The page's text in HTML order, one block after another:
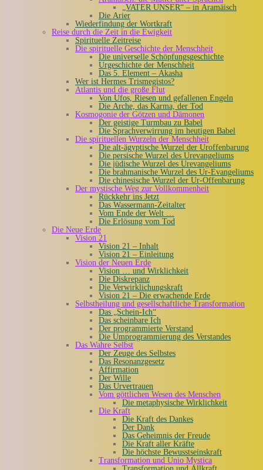
„VATER UNSER“ – in Aramäisch
Die Arier
Wiederfindung der Wortkraft
Reise durch die Zeit in die Ewigkeit
Spirituelle Zeitreise
Die spirituelle Geschichte der Menschheit
Die universelle Schöpfungsgeschichte
Urgeschichte der Menschheit
Das 5. Element – Akasha
Wer ist Hermes Trismegistos?
Atlantis und die große Flut
Von Ufos, Riesen und gefallenen Engeln
Die Arche, das Karma, der Tod
Kosmogonie der Götzen und Dämonen
Der geistige Turmbau zu Babel
Die Sprachverwirrung im heutigen Babel
Die spirituellen Wurzeln der Menschheit
Die alt-ägyptische Wurzel der Uroffenbarung
Die persische Wurzel des Urevangeliums
Die jüdische Wurzel des Urevangeliums
Die brahmanische Wurzel des Ur-Evangeliums
Die chinesische Wurzel der Ur-Offenbarung
Der mystische Weg zur Vollkommenheit
Rückkehr ins Jetzt
Das Wassermann-Zeitalter
Vom Ende der Welt …
Die Erlösung vom Tod
Die Neue Erde
Vision 21
Vision 21 – Inhalt
Vision 21 – Einleitung
Vision der Neuen Erde
Vision … und Wirklichkeit
Die Diskrepanz
Die Verwirklichungskraft
Vision 21 – Die erwachende Erde
Selbstheilung und gesellschaftliche Transformation
Das „Schein-Ich“
Das scheinbare Ich
Der programmierte Verstand
Die Umprogrammierung des Verstandes
Das Wahre Selbst
Der Zeuge des Selbstes
Das Resonanzgesetz
Affirmation
Der Wille
Das Urvertrauen
Vom göttlichen Wesen des Menschen
Die metaphysische Wirklichkeit
Die Kraft
Die Kraft des Dankes
Der Dank
Das Geheimnis der Freude
Die Kraft aller Kräfte
Die höchste Bewusstseinskraft
Transformation und Unio Mystica